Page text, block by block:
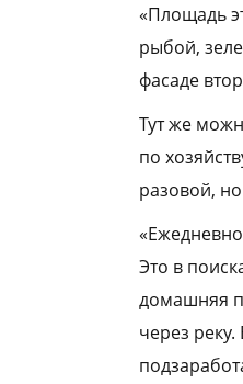
«Площадь
рыбой,
фасаде
Тут же
по
разовой,
Это в
домашняя
через